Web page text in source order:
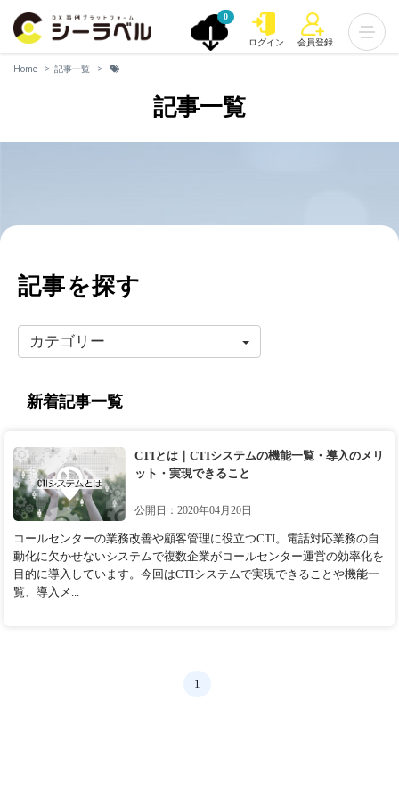
0
ログイン 会員登録
Home 記事一覧
記事一覧
記事を探す
カテゴリー
新着記事一覧
CTIとは｜CTIシステムの機能一覧・導入のメリ
ット・実現できること
公開日：2020年04月20日
コールセンターの業務改善や顧客管理に役立つCTI。電話対応業務の自
動化に欠かせないシステムで複数企業がコールセンター運営の効率化を
目的に導入しています。今回はCTIシステムで実現できることや機能一
覧、導入メ...
1